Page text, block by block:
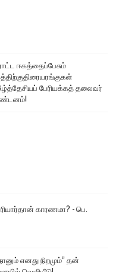
ஈகத்தைப்பேசும்
பேரியக்கத் தலைவர்
காரணமா? - பெ.
எனது நிறமும்” தன்